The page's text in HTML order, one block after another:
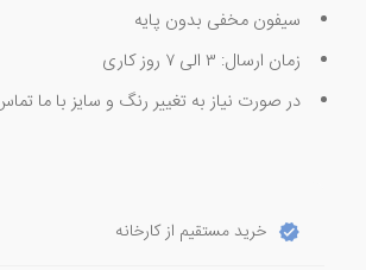
سیفون مخفی بدون پایه
زمان ارسال: ۳ الی ۷ روز کاری
در صورت نیاز به تغییر رنگ و سایز با ما
خرید مستقیم از کارخانه